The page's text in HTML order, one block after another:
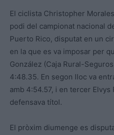
El ciclista Christopher
podi del campionat nacional
Puerto Rico, disputat en un
en la que es va imposar per
González (Caja Rural-
4:48.35. En segon lloc va
amb 4:54.57, i en tercer Elvys
defensava títol.
El pròxim diumenge es